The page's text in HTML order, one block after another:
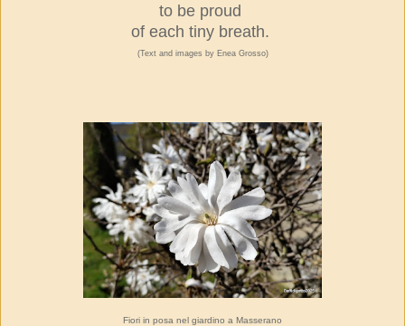
to be proud
of each tiny breath.
(Text and images by Enea Grosso)
Fiori in posa nel giardino a Masserano